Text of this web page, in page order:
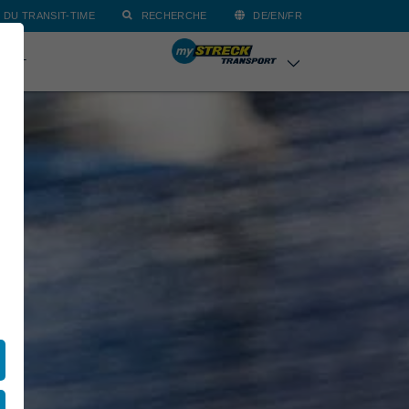
TRANSIT-TIME RECHERCHE DE/EN/FR